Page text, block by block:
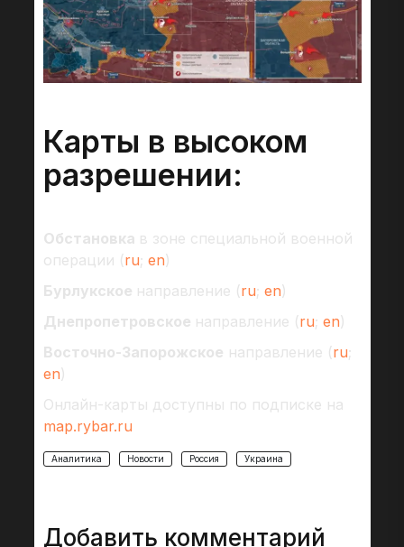
Карты в высоком
разрешении:
Обстановка в зоне специальной военной
операции (ru; en)
Бурлукское направление (ru; en)
Днепропетровское направление (ru; en)
Восточно-Запорожское направление (ru;
en)
Онлайн-карты доступны по подписке на
map.rybar.ru
Аналитика Новости Россия Украина
Добавить комментарий